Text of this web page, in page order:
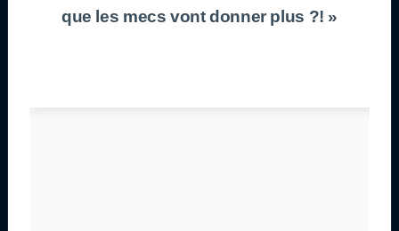
que les mecs vont donner plus ?! »